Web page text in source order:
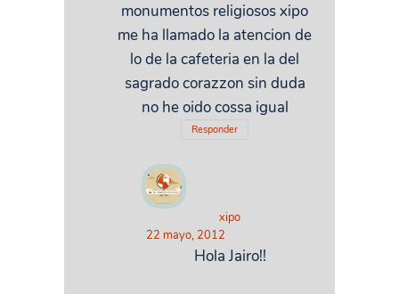
monumentos religiosos xipo
me ha llamado la atencion de
lo de la cafeteria en la del
sagrado corazzon sin duda
no he oido cossa igual
Responder
xipo
22 mayo, 2012
Hola Jairo!!